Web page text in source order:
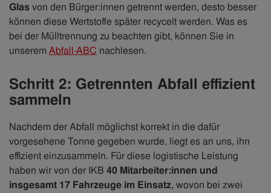
Glasvon den Bürger:innen getrennt werden, desto besser
können diese Wertstoffe später recycelt werden. Was es
bei der Mülltrennung zu beachten gibt, können Sie in
unserem Abfall-ABC nachlesen.
Schritt 2: Getrennten Abfall effizient
sammeln
Nachdem der Abfall möglichst korrekt in die dafür
vorgesehene Tonne gegeben wurde, liegt es an uns, ihn
effizient einzusammeln. Für diese logistische Leistung
haben wir von der IKB 40 Mitarbeiter:innen und
insgesamt 17 Fahrzeuge im Einsatz, wovon bei zwei